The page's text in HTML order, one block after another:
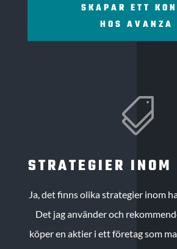
SKAPAR ETT
HOS AVANZA

STRATEGIER
Ja, det finns olika strategier inom
Det jag använder och
köper en aktier i ett företag som